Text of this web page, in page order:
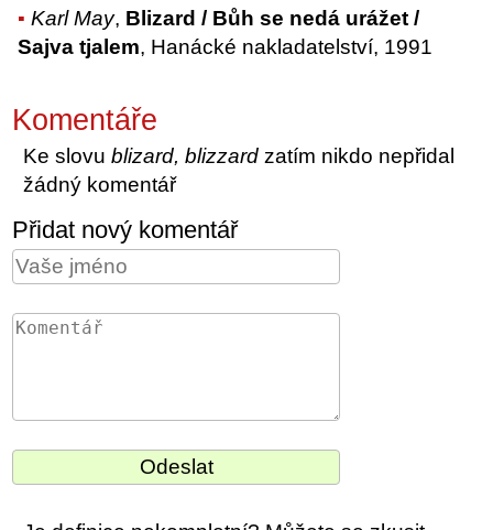
Karl May, Blizard / Bůh se nedá urážet /
Sajva tjalem, Hanácké nakladatelství, 1991
Komentáře
Ke slovublizard, blizzard zatím nikdo nepřidal
žádný komentář
Přidat nový komentář